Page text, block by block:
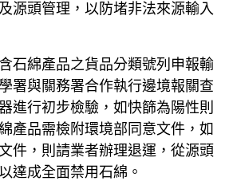
源頭管理，以防堵非法來源輸入
石綿產品之貨品分類號列申報輸
署與關務署合作執行邊境報關查
進行初步檢驗，如快篩為陽性則
產品需檢附環境部同意文件，如
件，則請業者辦理退運，從源頭
達成全面禁用石綿。